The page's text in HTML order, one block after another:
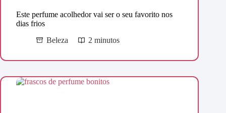
Este perfume acolhedor vai ser o seu favorito nos
dias frios
Beleza
2 minutos